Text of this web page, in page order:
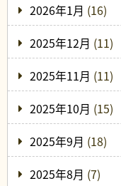
2026年1月 (16)
2025年12月 (11)
2025年11月 (11)
2025年10月 (15)
2025年9月 (18)
2025年8月 (7)